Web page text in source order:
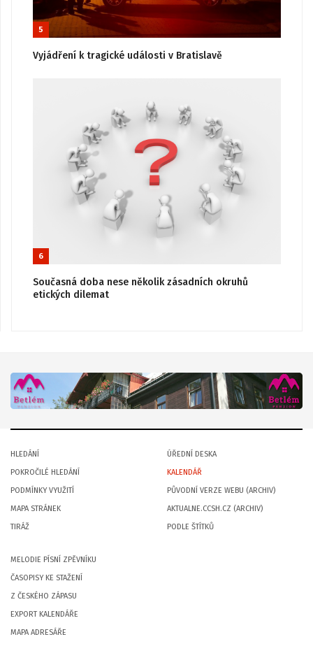
5
Vyjádření k tragické události v Bratislavě
6
Současná doba nese několik zásadních okruhů
etických dilemat
HLEDÁNÍ
POKROČILÉ HLEDÁNÍ
PODMÍNKY VYUŽITÍ
MAPA STRÁNEK
TIRÁŽ
ÚŘEDNÍ DESKA
KALENDÁŘ
PŮVODNÍ VERZE WEBU (ARCHIV)
AKTUALNE.CCSH.CZ (ARCHIV)
PODLE ŠTÍTKŮ
MELODIE PÍSNÍ ZPĚVNÍKU
ČASOPISY KE STAŽENÍ
Z ČESKÉHO ZÁPASU
EXPORT KALENDÁŘE
MAPA ADRESÁŘE